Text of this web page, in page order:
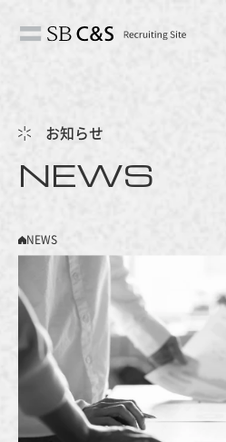
- お知らせ
ABOUT US
- SB C&Sについて
JOB＆PEOPLE
- SB C&Sの仕事と人
ENVIRONMENT
- 人材育成 - 福利厚生と働く環境
お知らせ
NEWS
NEWS